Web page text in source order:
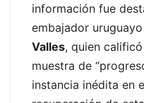
información fue
embajador
Valles, quien
muestra de
instancia inédita en